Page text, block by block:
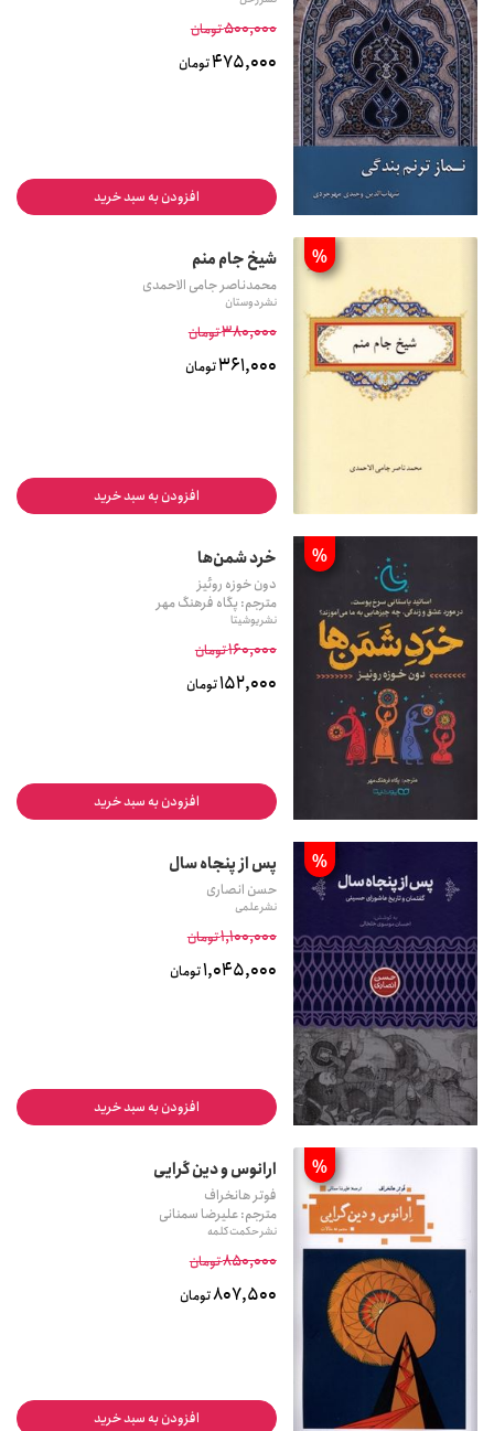
500,000تومان
475,000تومان
افزودن به سبد خرید
% شیخ جام منم
محمدناصر جامی‌ الاحمدی
نشر دوستان
380,000تومان
361,000تومان
افزودن به سبد خرید
% خرد شمن‌ها
دون خوزه روئیز
مترجم: پگاه فرهنگ مهر
نشر یوشیتا
160,000تومان
152,000تومان
افزودن به سبد خرید
% پس از پنجاه سال
حسن انصاری
نشر علمی
1,100,000تومان
1,045,000تومان
افزودن به سبد خرید
% ارانوس و دین گرایی
فوتر هانخراف
مترجم: علیرضا سمنانی
نشر حکمت کلمه
850,000تومان
807,500تومان
افزودن به سبد خرید